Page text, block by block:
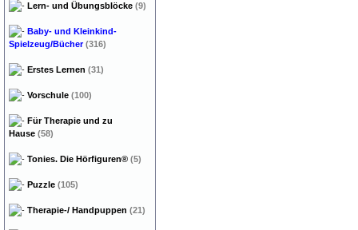
Lern- und Übungsblöcke (9)
Baby- und Kleinkind-
Spielzeug/Bücher (316)
Erstes Lernen (31)
Vorschule (100)
Für Therapie und zu
Hause (58)
Tonies. Die Hörfiguren® (5)
Puzzle (105)
Therapie-/ Handpuppen (21)